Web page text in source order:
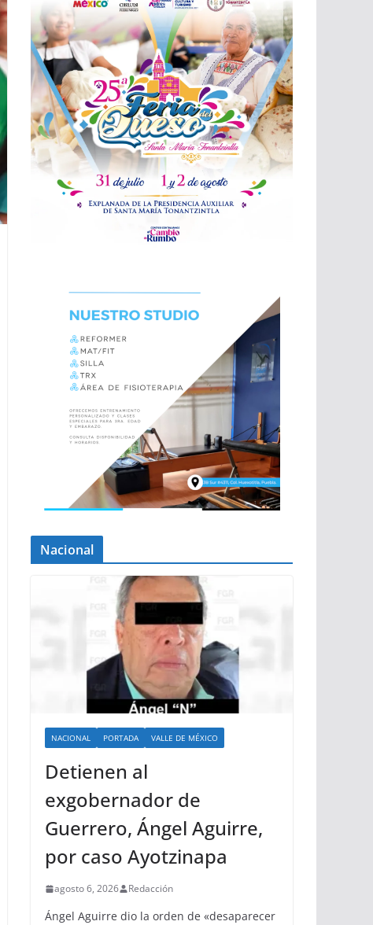
Nacional
NACIONAL PORTADA VALLE DE MÉXICO
Detienen al
exgobernador de
Guerrero, Ángel Aguirre,
por caso Ayotzinapa
agosto 6, 2026 Redacción
Ángel Aguirre dio la orden de «desaparecer